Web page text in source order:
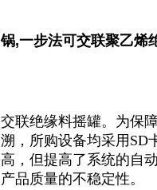
锅,一步法可交联聚乙烯
交联绝缘料摇罐。为保
溯，所购设备均采用SD
高，但提高了系统的自
产品质量的不稳定性。